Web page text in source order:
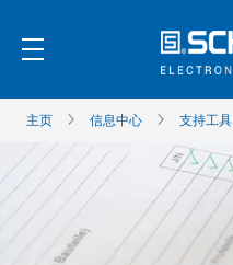
主页 信息中心 支持工具